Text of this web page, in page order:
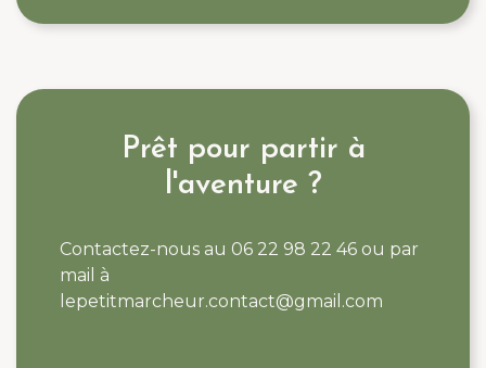
Prêt pour partir à
l'aventure ?
Contactez-nous au 06 22 98 22 46 ou par
mail à
lepetitmarcheur.contact@gmail.com